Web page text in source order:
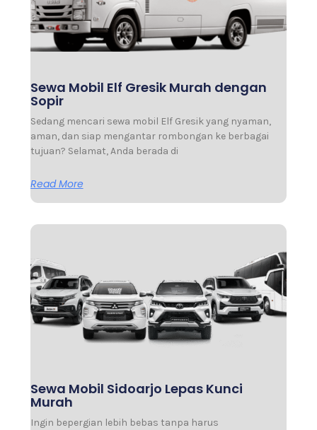
Sewa Mobil Elf Gresik Murah dengan
Sopir
Sedang mencari sewa mobil Elf Gresik yang nyaman,
aman, dan siap mengantar rombongan ke berbagai
tujuan? Selamat, Anda berada di
Read More
Sewa Mobil Sidoarjo Lepas Kunci
Murah
Ingin bepergian lebih bebas tanpa harus